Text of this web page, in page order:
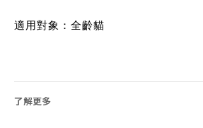
適用對象：全齡貓
了解更多